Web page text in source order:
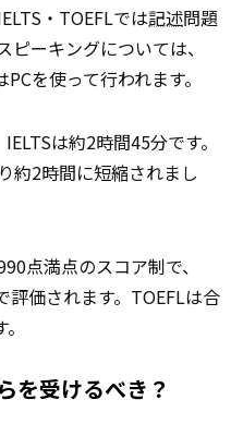
・TOEFLでは記述問題
ーキングについては、
を使って行われます。
は約2時間45分です。
約2時間に短縮されまし
点満点のスコア制で、
評価されます。TOEFLは合
を受けるべき？